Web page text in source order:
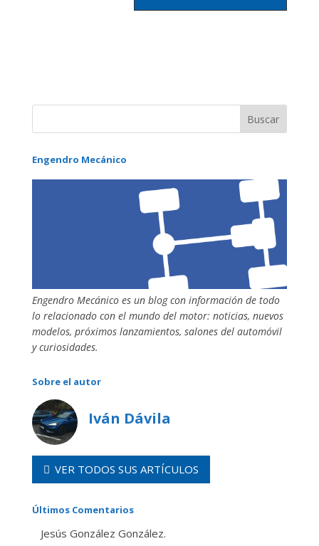
Engendro Mecánico
Engendro Mecánico es un blog con información de todo
lo relacionado con el mundo del motor: noticias, nuevos
modelos, próximos lanzamientos, salones del automóvil
y curiosidades.
Sobre el autor
Iván Dávila
VER TODOS SUS ARTÍCULOS
Últimos Comentarios
Jesús González González.